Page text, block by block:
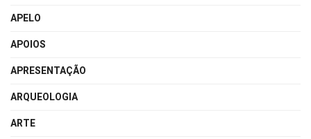
APELO
APOIOS
APRESENTAÇÃO
ARQUEOLOGIA
ARTE